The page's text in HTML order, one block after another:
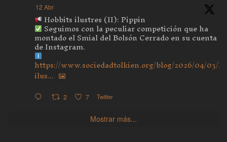
12 Abr
Hobbits ilustres (II): Pippin
Seguimos con la peculiar competición que ha
montado el Smial del Bolsón Cerrado en su cuenta
de Instagram.
https://www.sociedadtolkien.org/blog/2026/04/03/
ilus...
2 7 Twitter
Mostrar más...